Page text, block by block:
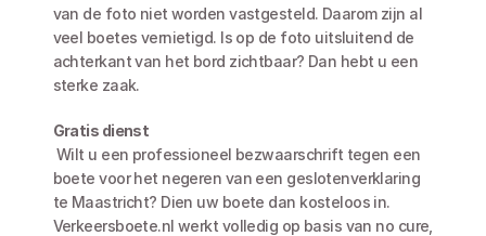
van de foto niet worden vastgesteld. Daarom zijn al
veel boetes vernietigd. Is op de foto uitsluitend de
achterkant van het bord zichtbaar? Dan hebt u een
sterke zaak.
Gratis dienst
Wilt u een professioneel bezwaarschrift tegen een
boete voor het negeren van een geslotenverklaring
te Maastricht? Dien uw boete dan kosteloos in.
Verkeersboete.nl werkt volledig op basis van no cure,